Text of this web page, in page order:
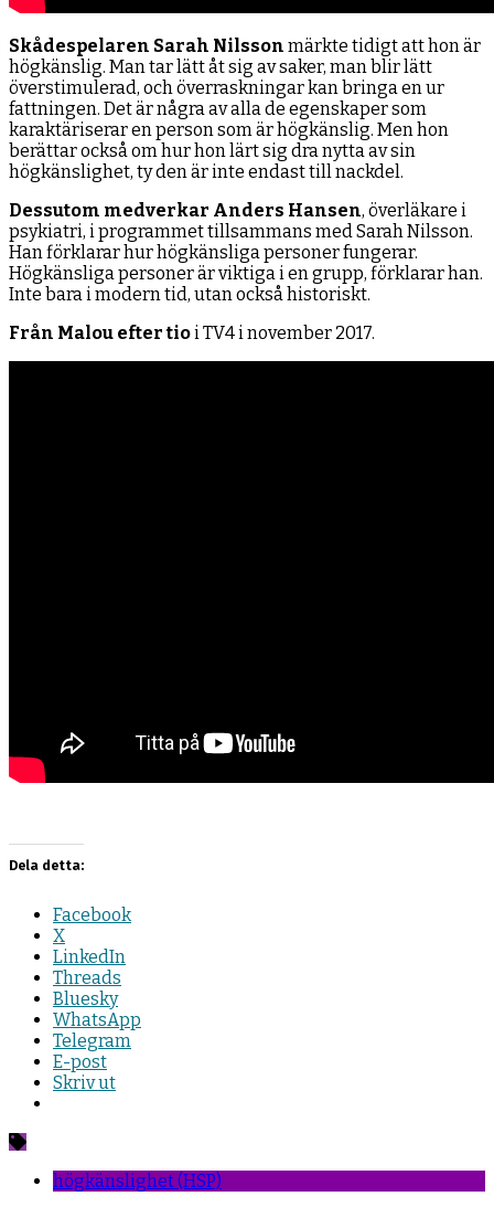
Skådespelaren Sarah Nilsson märkte tidigt att hon är
högkänslig. Man tar lätt åt sig av saker, man blir lätt
överstimulerad, och överraskningar kan bringa en ur
fattningen. Det är några av alla de egenskaper som
karaktäriserar en person som är högkänslig. Men hon
berättar också om hur hon lärt sig dra nytta av sin
högkänslighet, ty den är inte endast till nackdel.
Dessutom medverkar Anders Hansen, överläkare i
psykiatri, i programmet tillsammans med Sarah Nilsson.
Han förklarar hur högkänsliga personer fungerar.
Högkänsliga personer är viktiga i en grupp, förklarar han.
Inte bara i modern tid, utan också historiskt.
Från Malou efter tioi TV4 i november 2017.
Dela detta:
Facebook
X
LinkedIn
Threads
Bluesky
WhatsApp
Telegram
E-post
Skriv ut
högkänslighet (HSP)